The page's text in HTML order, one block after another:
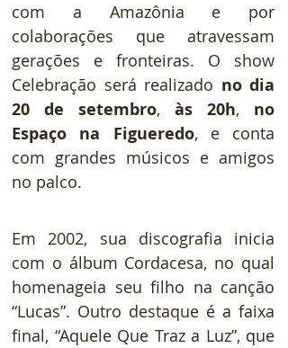
com a Amazônia e por
colaborações que atravessam
gerações e fronteiras. O show
Celebração será realizado no dia
20 de setembro, às 20h, no
Espaço na Figueredo, e conta
com grandes músicos e amigos
no palco.
Em 2002, sua discografia inicia
com o álbum Cordacesa, no qual
homenageia seu filho na canção
“Lucas”. Outro destaque é a faixa
final, “Aquele Que Traz a Luz”, que